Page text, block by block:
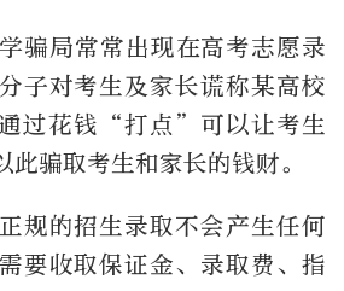
骗局常常出现在高考志愿录
子对考生及家长谎称某高校
过花钱“打点”可以让考生
骗取考生和家长的钱财。
规的招生录取不会产生任何
要收取保证金、录取费、指